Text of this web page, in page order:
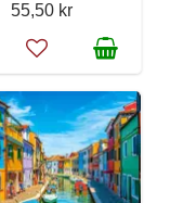
55,50 kr